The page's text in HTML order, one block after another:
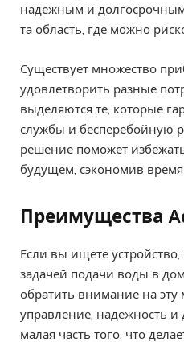
надежным и
та область, где можно
Существует множество
удовлетворить разные
выделяются те, которые
службы и бесперебойную
решение поможет
будущем, сэкономив время
Преимущества
Если вы ищете устройство,
задачей подачи воды в
обратить внимание на эту
управление, надежность и
малая часть того, что